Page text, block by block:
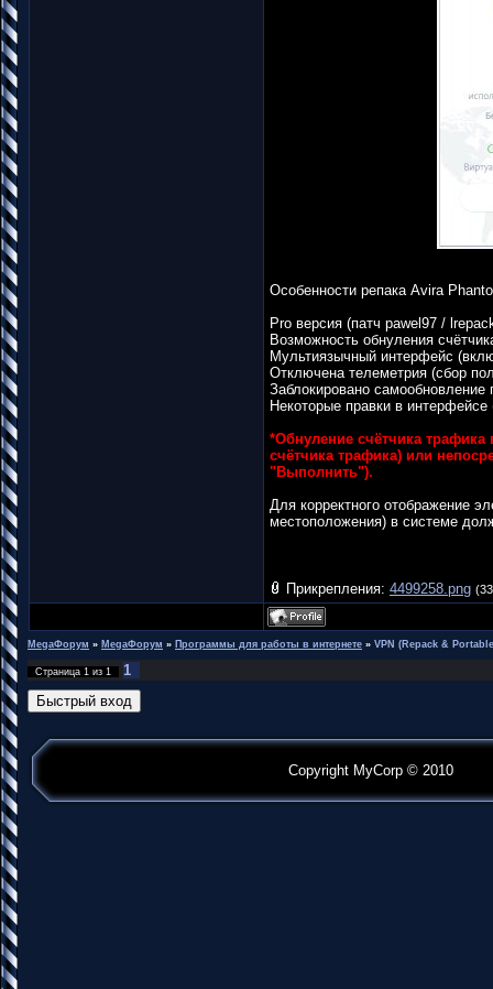
Особенности репака Avira
Pro версия (патч pawel97 /
Возможность обнуления
Мультиязычный интерфейс
Отключена телеметрия (сбор
Заблокировано самообновление
Некоторые правки в интерфейсе
*Обнуление счётчика
счётчика трафика) или
"Выполнить").
Для корректного отображение
местоположения) в системе
Прикрепления: 4499258.png
MegaФорум » MegaФорум » Программы для работы в интернете » VPN (Repack &
Страница 1 из 1 1
Copyright MyCorp © 2010